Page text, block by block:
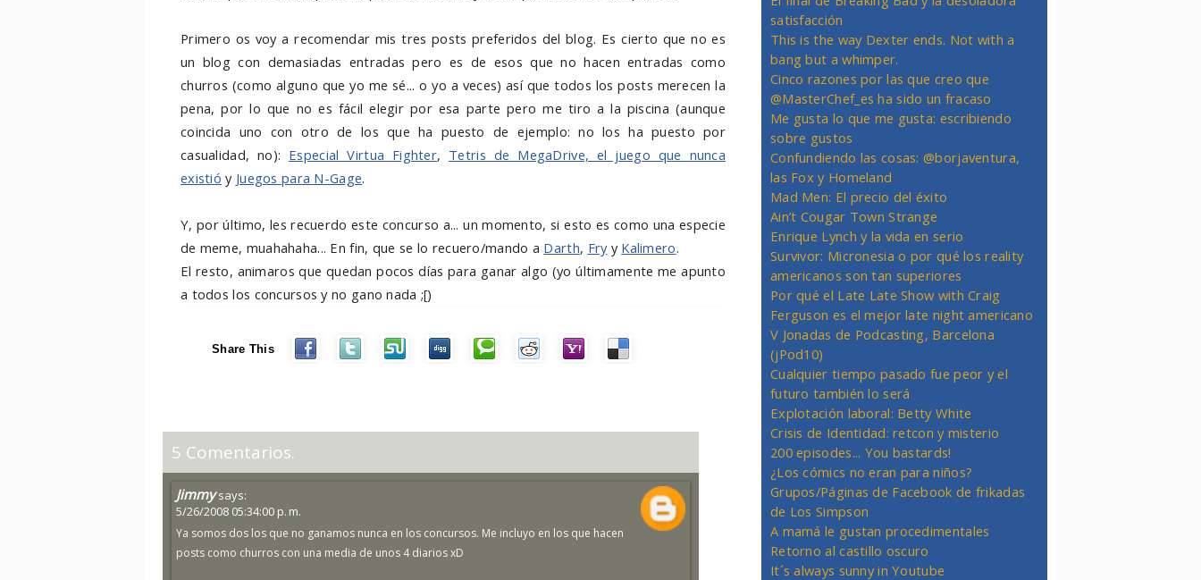
Primero os voy a recomendar mis tres posts preferidos del blog. Es cierto que no es
un blog con demasiadas entradas pero es de esos que no hacen entradas como
churros (como alguno que yo me sé... o yo a veces) así que todos los posts merecen la
pena, por lo que no es fácil elegir por esa parte pero me tiro a la piscina (aunque
coincida uno con otro de los que ha puesto de ejemplo: no los ha puesto por
casualidad, no): Especial Virtua Fighter, Tetris de MegaDrive, el juego que nunca
existió y Juegos para N-Gage.
Y, por último, les recuerdo este concurso a... un momento, si esto es como una especie
de meme, muahahaha... En fin, que se lo recuero/mando a Darth, Fryy Kalimero.
El resto, animaros que quedan pocos días para ganar algo (yo últimamente me apunto
a todos los concursos y no gano nada ;[)
Share This
5 Comentarios.
Jimmy says:
5/26/2008 05:34:00 p. m.
Ya somos dos los que no ganamos nunca en los concursos. Me incluyo en los que hacen
posts como churros con una media de unos 4 diarios xD
satisfacción
This is the way Dexter ends. Not with a
bang but a whimper.
Cinco razones por las que creo que
@MasterChef_es ha sido un fracaso
Me gusta lo que me gusta: escribiendo
sobre gustos
Confundiendo las cosas: @borjaventura,
las Fox y Homeland
Mad Men: El precio del éxito
Ain’t Cougar Town Strange
Enrique Lynch y la vida en serio
Survivor: Micronesia o por qué los reality
americanos son tan superiores
Por qué el Late Late Show with Craig
Ferguson es el mejor late night americano
V Jonadas de Podcasting, Barcelona
(jPod10)
Cualquier tiempo pasado fue peor y el
futuro también lo será
Explotación laboral: Betty White
Crisis de Identidad: retcon y misterio
200 episodes... You bastards!
¿Los cómics no eran para niños?
Grupos/Páginas de Facebook de frikadas
de Los Simpson
A mamá le gustan procedimentales
Retorno al castillo oscuro
It´s always sunny in Youtube